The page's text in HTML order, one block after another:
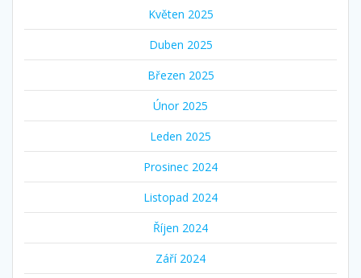
Květen 2025
Duben 2025
Březen 2025
Únor 2025
Leden 2025
Prosinec 2024
Listopad 2024
Říjen 2024
Září 2024